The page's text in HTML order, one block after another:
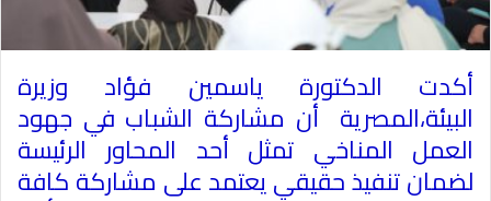
أكدت الدكتورة ياسمين فؤاد وزيرة
البيئة،المصرية أن مشاركة الشباب في جهود
العمل المناخي تمثل أحد المحاور الرئيسة
لضمان تنفيذ حقيقي يعتمد على مشاركة كافة